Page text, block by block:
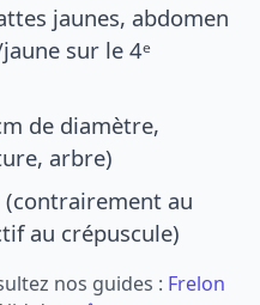
jaunes, abdomen
sur le 4ᵉ
de diamètre,
arbre)
au
au crépuscule)
nos guides : Frelon